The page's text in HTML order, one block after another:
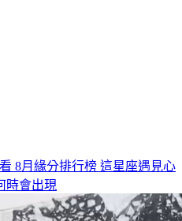
8月緣分排行榜 這星座遇見心
時會出現